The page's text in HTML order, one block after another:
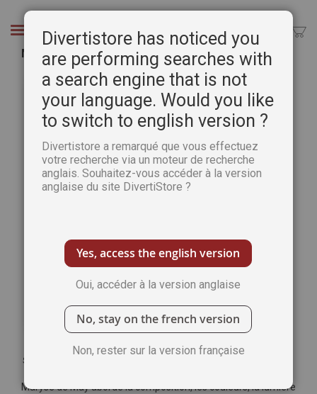
Chercher
Maryse de May - La méthode aquarelle n°8
Passer
galerie
d’images
Soyez le premier à commenter ce produit
Maryse de May aborde la composition, les couleurs, la lumière
Divertistore has noticed you
are performing searches with
a search engine that is not
your language. Would you like
to switch to english version ?
Divertistore a remarqué que vous effectuez
votre recherche via un moteur de recherche
anglais. Souhaitez-vous accéder à la version
anglaise du site DivertiStore ?
Yes, access the english version
Oui, accéder à la version anglaise
No, stay on the french version
Non, rester sur la version française